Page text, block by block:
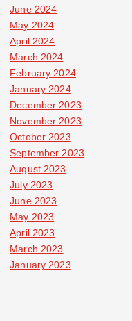
June 2024
May 2024
April 2024
March 2024
February 2024
January 2024
December 2023
November 2023
October 2023
September 2023
August 2023
July 2023
June 2023
May 2023
April 2023
March 2023
January 2023